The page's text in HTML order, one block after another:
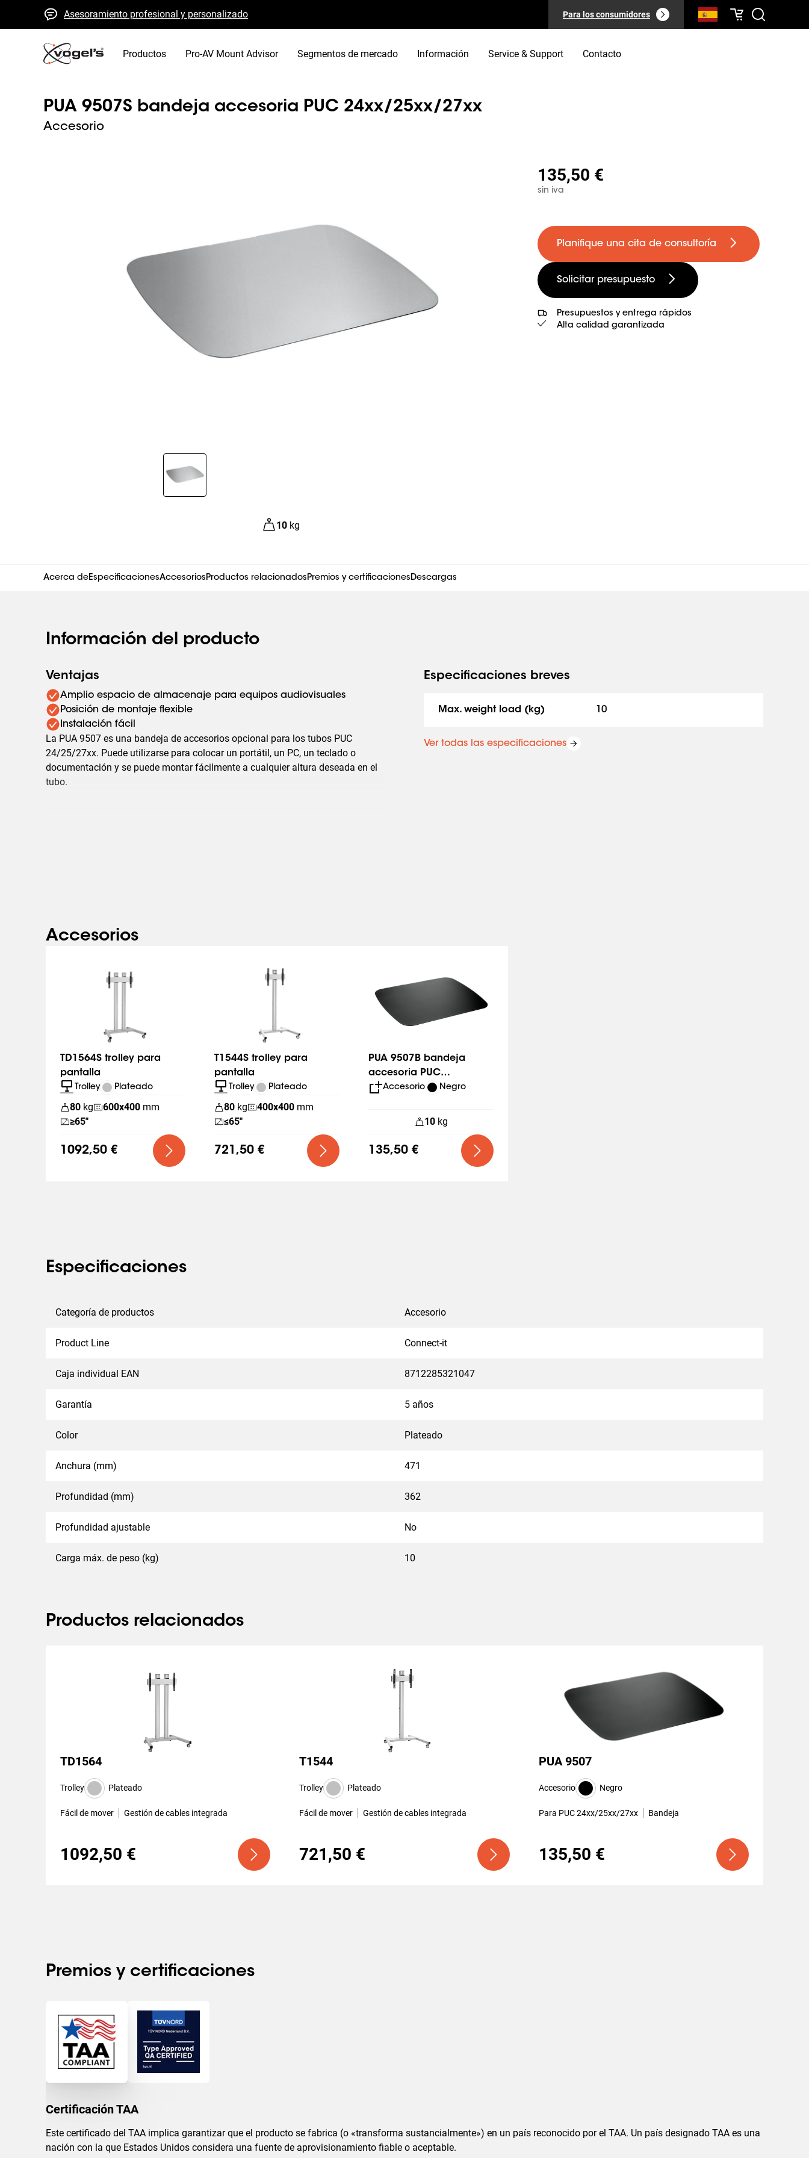
Asesoramiento profesional y personalizado
Presupuestos y entrega rápidos
Alta calidad garantizada
Para los consumidores
Productos Pro-AV Mount Advisor Segmentos de mercado Información Service & Support Contacto
PUA 9507S bandeja accesoria PUC 24xx/25xx/27xx
Accesorio
Slide 1 of 1
10 kg
135,50 €
sin iva
Planifique una cita de consultoría
Solicitar presupuesto
Presupuestos y entrega rápidos
Alta calidad garantizada
Acerca deEspecificacionesAccesoriosProductos relacionadosPremios y certificacionesDescargas
Información del producto
Ventajas
Amplio espacio de almacenaje para equipos audiovisuales
Posición de montaje flexible
Instalación fácil
La PUA 9507 es una bandeja de accesorios opcional para los tubos PUC
24/25/27xx. Puede utilizarse para colocar un portátil, un PC, un teclado o
documentación y se puede montar fácilmente a cualquier altura deseada en el
tubo.
Especificaciones breves
Max. weight load (kg) 10
Ver todas las especificaciones
Accesorios
TD1564S trolley para
pantalla
Trolley Plateado
80 kg 600x400 mm
≥65"
1092,50 €
T1544S trolley para
pantalla
Trolley Plateado
80 kg 400x400 mm
≤65"
721,50 €
PUA 9507B bandeja
accesoria PUC
24xx/25xx/27xx
Accesorio Negro
10 kg
135,50 €
Especificaciones
Categoría de productos Accesorio
Product Line Connect-it
Caja individual EAN 8712285321047
Garantía 5 años
Color Plateado
Anchura (mm) 471
Profundidad (mm) 362
Profundidad ajustable No
Carga máx. de peso (kg) 10
Productos relacionados
TD1564
Trolley Plateado
Fácil de mover Gestión de cables integrada
1092,50 €
T1544
Trolley Plateado
Fácil de mover Gestión de cables integrada
721,50 €
PUA 9507
Accesorio Negro
Para PUC 24xx/25xx/27xx Bandeja
135,50 €
Premios y certificaciones
Certificación TAA
Este certificado del TAA implica garantizar que el producto se fabrica (o «transforma sustancialmente») en un país reconocido por el TAA. Un país designado TAA es una
nación con la que Estados Unidos considera una fuente de aprovisionamiento fiable o aceptable.